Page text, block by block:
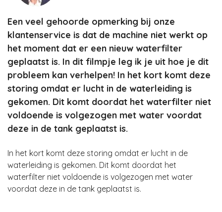
Een veel gehoorde opmerking bij onze
klantenservice is dat de machine niet werkt op
het moment dat er een nieuw waterfilter
geplaatst is. In dit filmpje leg ik je uit hoe je dit
probleem kan verhelpen! In het kort komt deze
storing omdat er lucht in de waterleiding is
gekomen. Dit komt doordat het waterfilter niet
voldoende is volgezogen met water voordat
deze in de tank geplaatst is.
In het kort komt deze storing omdat er lucht in de
waterleiding is gekomen. Dit komt doordat het
waterfilter niet voldoende is volgezogen met water
voordat deze in de tank geplaatst is.